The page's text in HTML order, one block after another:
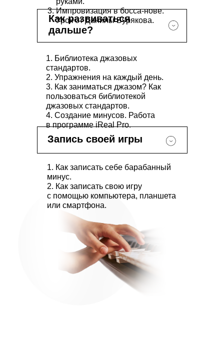
Как развиваться
дальше?
Запись своей игры
1. Библиотека джазовых
стандартов.
2. Упражнения на каждый день.
3. Как заниматься джазом? Как
пользоваться библиотекой
джазовых стандартов.
4. Создание минусов. Работа
в программе iReal Pro.
1. Как записать себе барабанный
минус.
2. Как записать свою игру
с помощью компьютера, планшета
или смартфона.
Импровизация в босса-нове.
Урок от Данилы Бурякова.